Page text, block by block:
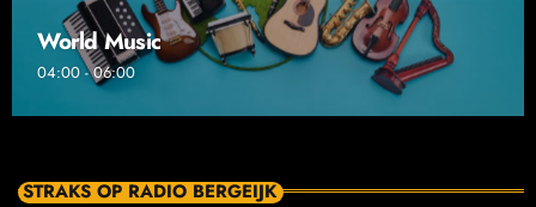
World Music
04:00 - 06:00
STRAKS OP RADIO BERGEIJK